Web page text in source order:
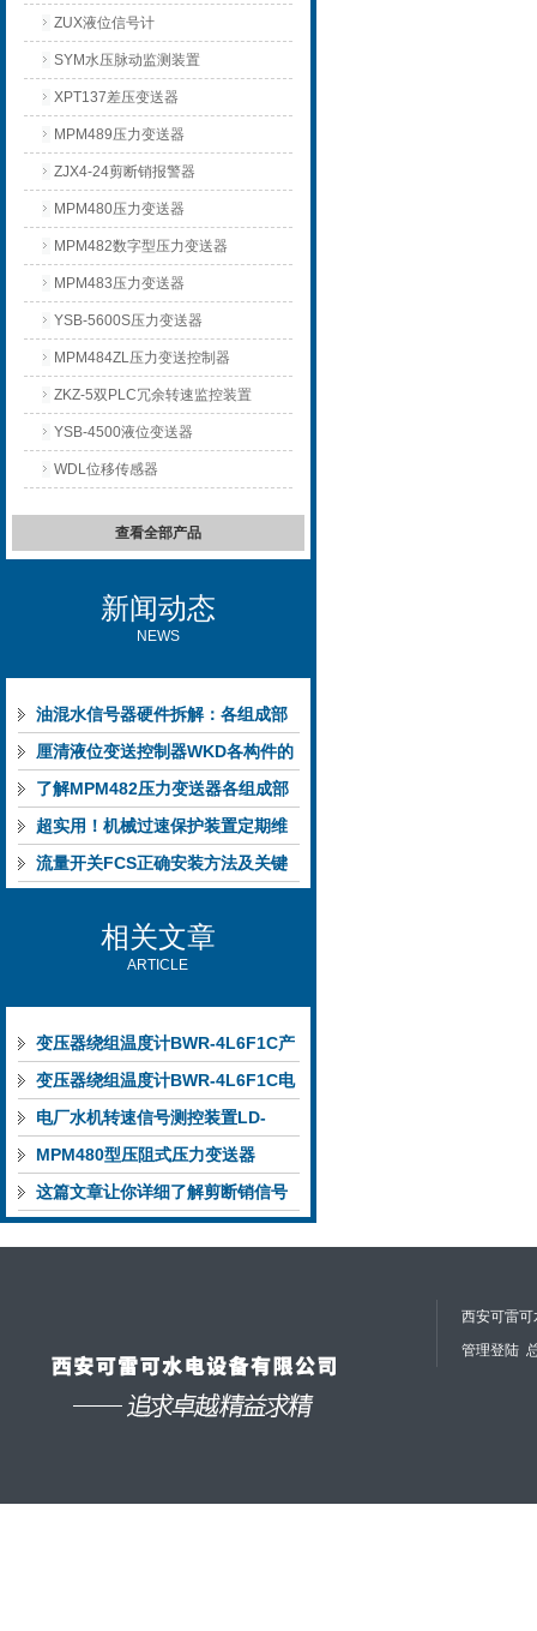
ZUX液位信号计
SYM水压脉动监测装置
XPT137差压变送器
MPM489压力变送器
ZJX4-24剪断销报警器
MPM480压力变送器
MPM482数字型压力变送器
MPM483压力变送器
YSB-5600S压力变送器
MPM484ZL压力变送控制器
ZKZ-5双PLC冗余转速监控装置
YSB-4500液位变送器
WDL位移传感器
查看全部产品
新闻动态
NEWS
油混水信号器硬件拆解：各组成部
件的功能特点与性能指标
厘清液位变送控制器WKD各构件的
功能特性稳定完成液位监测
了解MPM482压力变送器各组成部
件功能特点有助于提升选型合理性
超实用！机械过速保护装置定期维
护保养方法大汇总
流量开关FCS正确安装方法及关键
相关文章
ARTICLE
变压器绕组温度计BWR-4L6F1C产
品外观升级整合
变压器绕组温度计BWR-4L6F1C电
流输出
电厂水机转速信号测控装置LD-
D50F-3CA特点与功能分析
MPM480型压阻式压力变送器
这篇文章让你详细了解剪断销信号
器装置的工作原理和特点
西安可雷
管理登陆